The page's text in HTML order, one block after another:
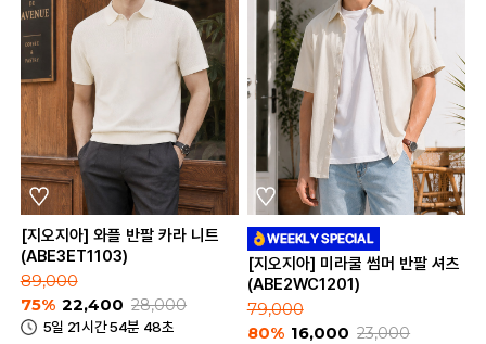
[지오지아] 와플 반팔 카라 니트
(ABE3ET1103)
89,000
75% 22,400 28,000
5일 21시간 54분 48초
[지오지아] 미라쿨 썸머 반팔 셔츠
(ABE2WC1201)
79,000
80% 16,000 23,000